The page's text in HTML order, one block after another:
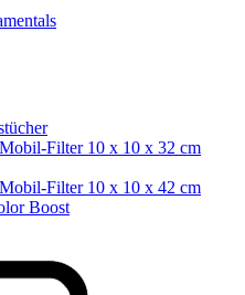
Filter 10 x 10 x 32 cm
Filter 10 x 10 x 42 cm
Boost